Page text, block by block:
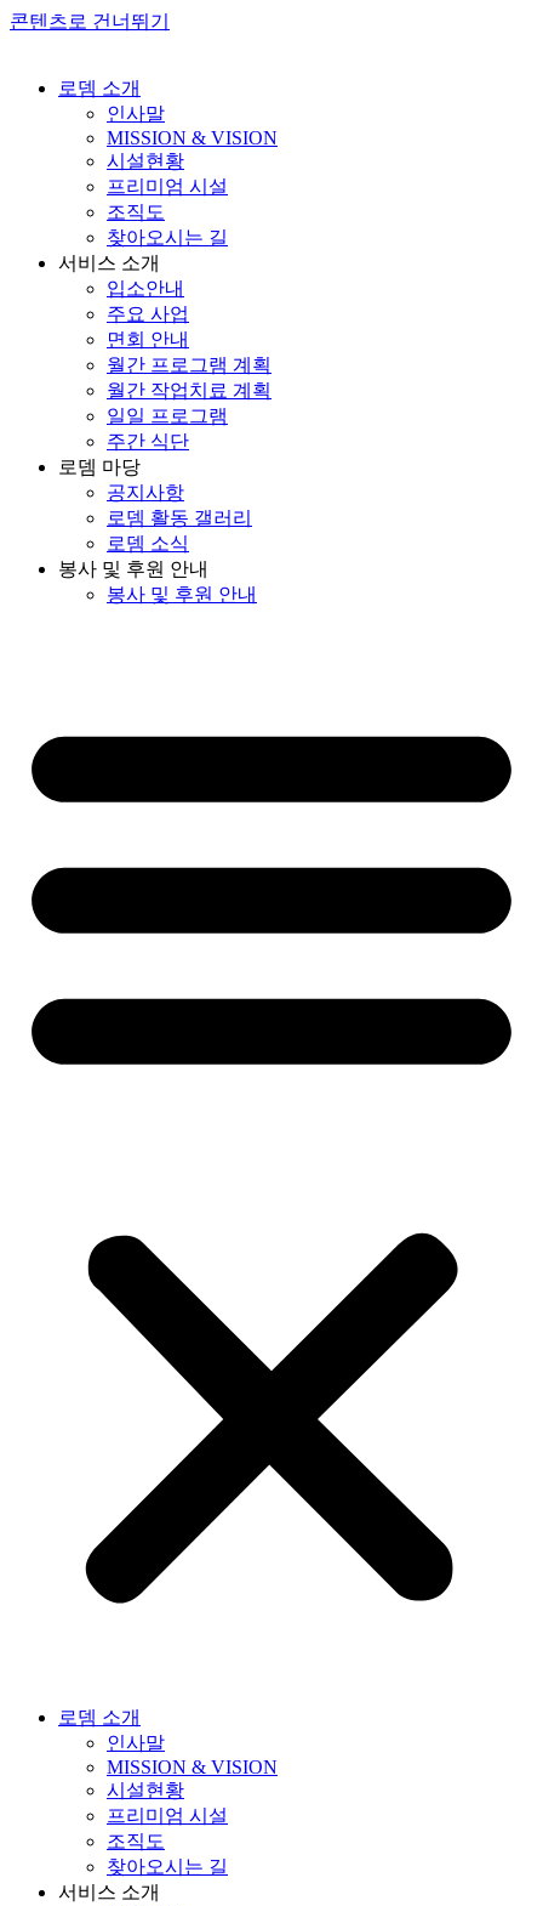
콘텐츠로 건너뛰기
로뎀 소개
인사말
MISSION & VISION
시설현황
프리미엄 시설
조직도
찾아오시는 길
서비스 소개
입소안내
주요 사업
면회 안내
월간 프로그램 계획
월간 작업치료 계획
일일 프로그램
주간 식단
로뎀 마당
공지사항
로뎀 활동 갤러리
로뎀 소식
봉사 및 후원 안내
봉사 및 후원 안내
로뎀 소개
인사말
MISSION & VISION
시설현황
프리미엄 시설
조직도
찾아오시는 길
서비스 소개